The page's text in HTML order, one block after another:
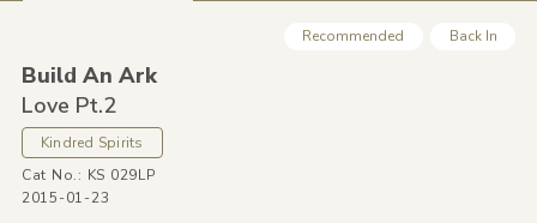
Recommended Back In
Build An Ark
Love Pt.2
Kindred Spirits
Cat No.: KS 029LP
2015-01-23